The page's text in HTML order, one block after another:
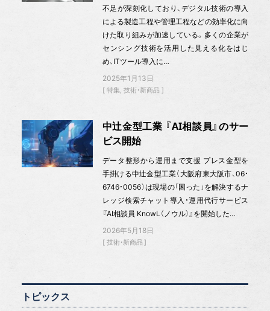
不足が深刻化しており、デジタル技術の導入
による製造工程や管理工程などの効率化に向
けた取り組みが加速している。多くの企業が
センシング技術を活用した見える化をはじ
め、ITツール導入に…
2025年1月13日
特集 技術・新商品
中辻金型工業 『AI相談員』のサー
ビス開始
データ整形から運用まで支援 プレス金型を
手掛ける中辻金型工業（大阪府東大阪市、06・
6746・0056）は現場の「困った」を解決するナ
レッジ検索チャット導入・運用代行サービス
『AI相談員 KnowL（ノウル）』を開始した…
2026年5月18日
技術・新商品
トピックス